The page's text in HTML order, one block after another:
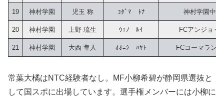
19 神村学園 児玉 称 ｺﾀﾞﾏ　ﾄﾅ 神村学園中
20 神村学園 上野 琉生 ｳｴﾉ　ﾙｲ FCアンジョイ
21 神村学園 大西 隼人 ｵｵﾆｼ　ﾊﾔﾄ FCコーマラント
常葉大橘はNTC経験者なし。MF小柳希碧が静岡県選抜と
して国スポに出場しています。選手権メンバーには小柳に